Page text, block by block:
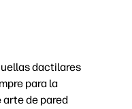
dactilares
para la
de pared